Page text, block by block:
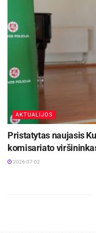
AKTUALIJOS
Pristatytas naujasis
komisariato
2026-07-02